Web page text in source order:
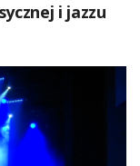
i jazzu